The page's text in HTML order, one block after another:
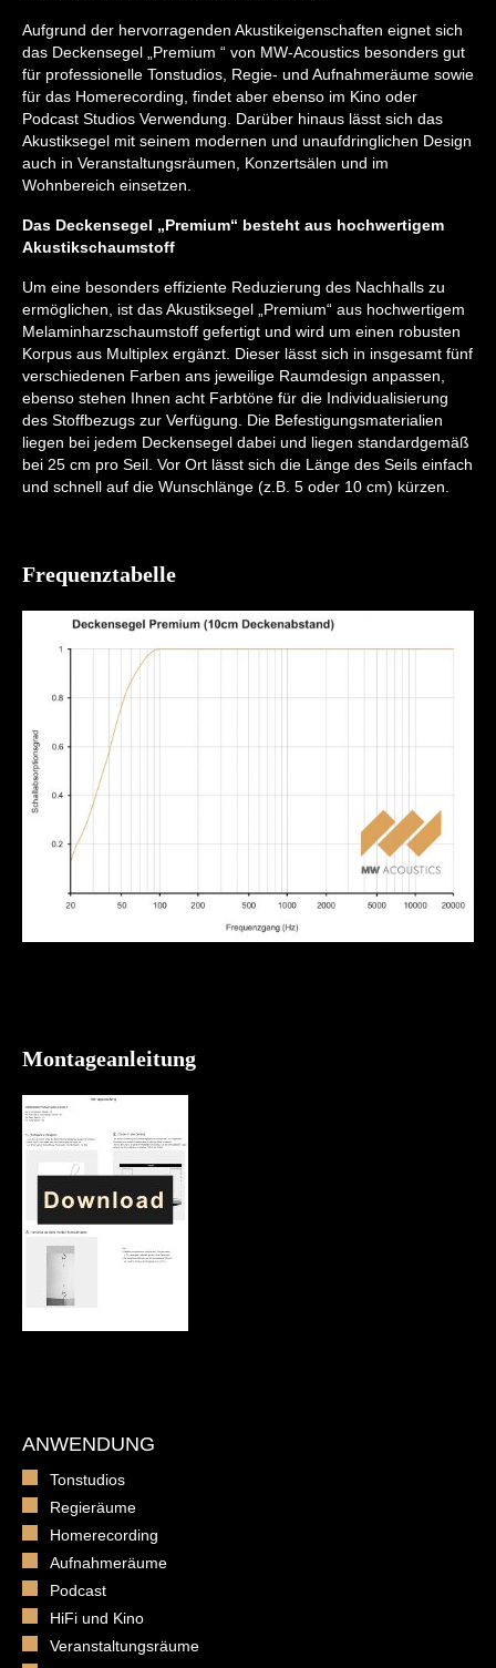
Aufgrund der hervorragenden Akustikeigenschaften eignet sich
das Deckensegel „Premium “ von MW-Acoustics besonders gut
für professionelle Tonstudios, Regie- und Aufnahmeräume sowie
für das Homerecording, findet aber ebenso im Kino oder
Podcast Studios Verwendung. Darüber hinaus lässt sich das
Akustiksegel mit seinem modernen und unaufdringlichen Design
auch in Veranstaltungsräumen, Konzertsälen und im
Wohnbereich einsetzen.
Das Deckensegel „Premium“ besteht aus hochwertigem
Akustikschaumstoff
Um eine besonders effiziente Reduzierung des Nachhalls zu
ermöglichen, ist das Akustiksegel „Premium“ aus hochwertigem
Melaminharzschaumstoff gefertigt und wird um einen robusten
Korpus aus Multiplex ergänzt. Dieser lässt sich in insgesamt fünf
verschiedenen Farben ans jeweilige Raumdesign anpassen,
ebenso stehen Ihnen acht Farbtöne für die Individualisierung
des Stoffbezugs zur Verfügung. Die Befestigungsmaterialien
liegen bei jedem Deckensegel dabei und liegen standardgemäß
bei 25 cm pro Seil. Vor Ort lässt sich die Länge des Seils einfach
und schnell auf die Wunschlänge (z.B. 5 oder 10 cm) kürzen.
Frequenztabelle
Montageanleitung
ANWENDUNG
Tonstudios
Regieräume
Homerecording
Aufnahmeräume
Podcast
HiFi und Kino
Veranstaltungsräume